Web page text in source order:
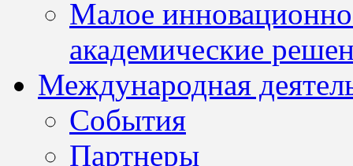
Малое
академические
Международная
События
Партнеры